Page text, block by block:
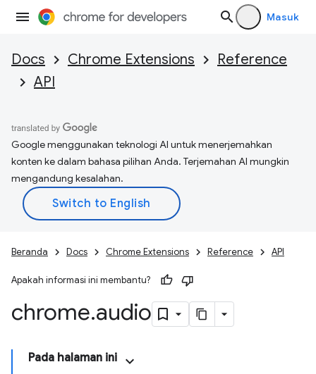
Masuk
Docs Chrome Extensions
Reference
API
Google menggunakan teknologi AI untuk menerjemahkan
konten ke dalam bahasa pilihan Anda. Terjemahan AI mungkin
mengandung kesalahan.
Beranda Docs Chrome Extensions Reference API
Apakah informasi ini membantu?
chrome.audio
Pada halaman ini